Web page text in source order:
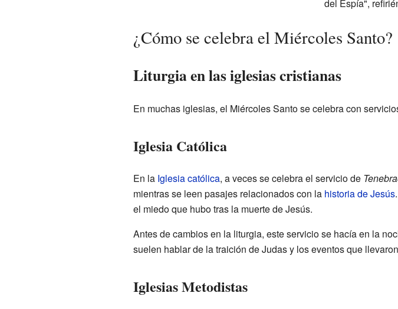
del Espía",
¿Cómo se celebra el Miércoles Santo?
Liturgia en las iglesias cristianas
En muchas iglesias, el Miércoles Santo se celebra con
Iglesia Católica
En la Iglesia católica, a veces se celebra el servicio de
mientras se leen pasajes relacionados con la historia de Jesús
el miedo que hubo tras la muerte de Jesús.
Antes de cambios en la liturgia, este servicio se hacía en la
suelen hablar de la traición de Judas y los eventos que
Iglesias Metodistas